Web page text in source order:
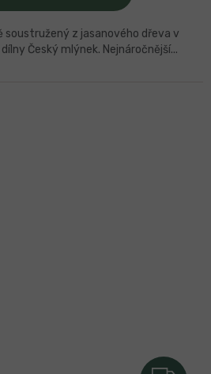
soustružený z jasanového dřeva v
Český mlýnek. Nejnáročnější...